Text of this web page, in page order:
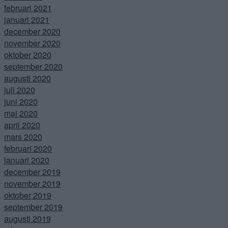
februari 2021
januari 2021
december 2020
november 2020
oktober 2020
september 2020
augusti 2020
juli 2020
juni 2020
maj 2020
april 2020
mars 2020
februari 2020
januari 2020
december 2019
november 2019
oktober 2019
september 2019
augusti 2019